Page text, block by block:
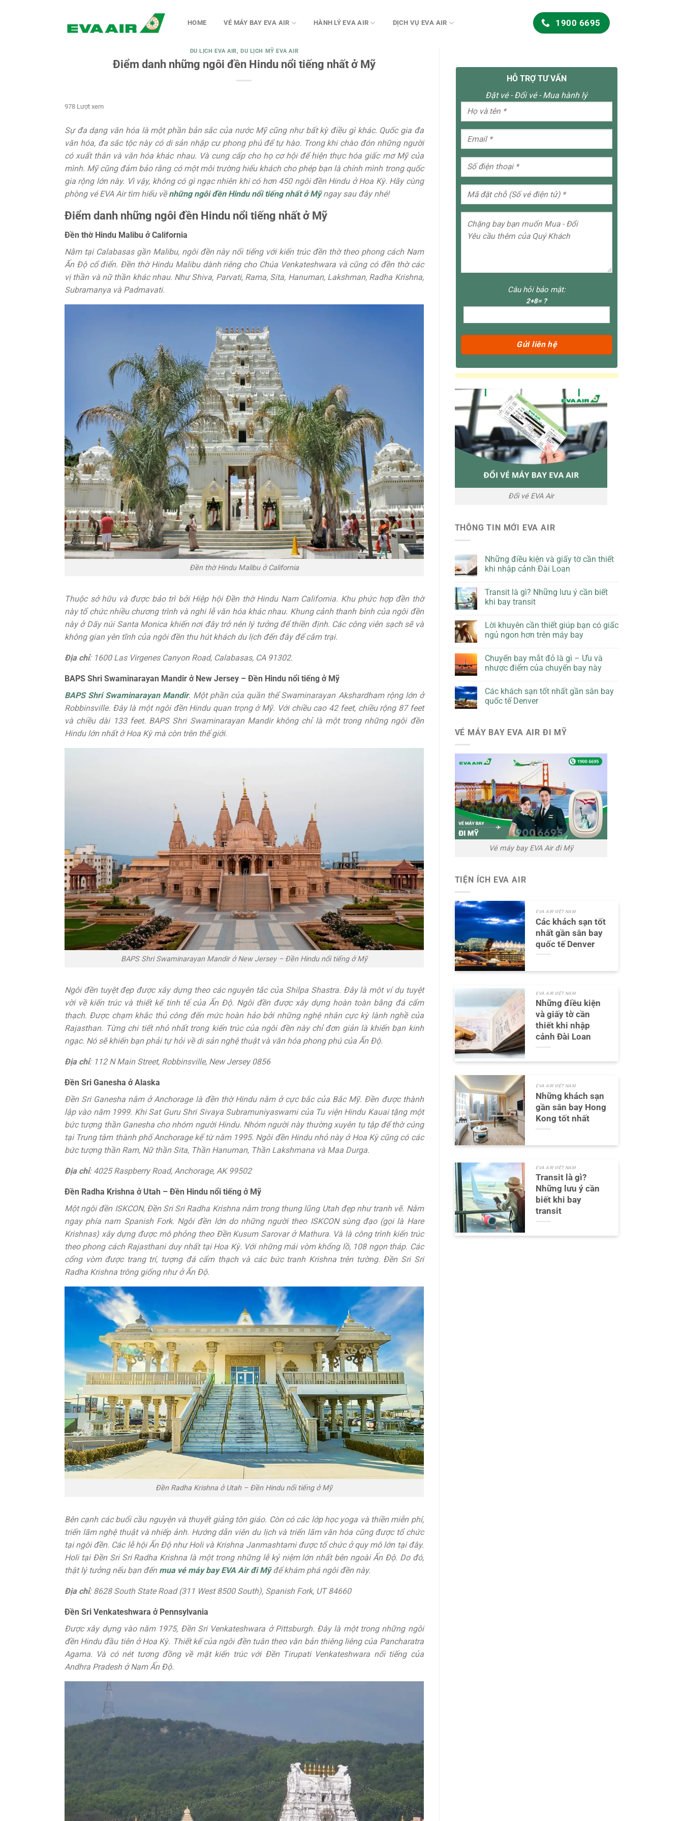
HOME VÉ MÁY BAY EVA AIR HÀNH LÝ EVA AIR DỊCH VỤ EVA AIR 1900 6695
DU LỊCH EVA AIR,DU LỊCH MỸ EVA AIR
Điểm danh những ngôi đền Hindu nổi tiếng nhất ở Mỹ
978 Lượt xem
Sự đa dạng văn hóa là một phần bản sắc của nước Mỹ cũng như bất kỳ điều gì khác. Quốc gia đa
văn hóa, đa sắc tộc này có di sản nhập cư phong phú để tự hào. Trong khi chào đón những người
có xuất thân và văn hóa khác nhau. Và cung cấp cho họ cơ hội để hiện thực hóa giấc mơ Mỹ của
mình. Mỹ cũng đảm bảo rằng có một môi trường hiếu khách cho phép bạn là chính mình trong quốc
gia rộng lớn này. Vì vậy, không có gì ngạc nhiên khi có hơn 450 ngôi đền Hindu ở Hoa Kỳ. Hãy cùng
phòng vé EVA Air tìm hiểu vềnhững ngôi đền Hindu nổi tiếng nhất ở Mỹngay sau đây nhé!
Điểm danh những ngôi đền Hindu nổi tiếng nhất ở Mỹ
Đền thờ Hindu Malibu ở California
Nằm tại Calabasas gần Malibu, ngôi đền này nổi tiếng với kiến ​​trúc đền thờ theo phong cách Nam
Ấn Độ cổ điển. Đền thờ Hindu Malibu dành riêng cho Chúa Venkateshwara và cũng có đền thờ các
vị thần và nữ thần khác nhau. Như Shiva, Parvati, Rama, Sita, Hanuman, Lakshman, Radha Krishna,
Subramanya và Padmavati.
Đền thờ Hindu Malibu ở California
Thuộc sở hữu và được bảo trì bởi Hiệp hội Đền thờ Hindu Nam California. Khu phức hợp đền thờ
này tổ chức nhiều chương trình và nghi lễ văn hóa khác nhau. Khung cảnh thanh bình của ngôi đền
này ở Dãy núi Santa Monica khiến nơi đây trở nên lý tưởng để thiền định. Các công viên sạch sẽ và
không gian yên tĩnh của ngôi đền thu hút khách du lịch đến đây để cắm trại.
Địa chỉ: 1600 Las Virgenes Canyon Road, Calabasas, CA 91302.
BAPS Shri Swaminarayan Mandir ở New Jersey – Đền Hindu nổi tiếng ở Mỹ
BAPS Shri Swaminarayan Mandir. Một phần của quần thể Swaminarayan Akshardham rộng lớn ở
Robbinsville. Đây là một ngôi đền Hindu quan trọng ở Mỹ. Với chiều cao 42 feet, chiều rộng 87 feet
và chiều dài 133 feet. BAPS Shri Swaminarayan Mandir không chỉ là một trong những ngôi đền
Hindu lớn nhất ở Hoa Kỳ mà còn trên thế giới.
BAPS Shri Swaminarayan Mandir ở New Jersey – Đền Hindu nổi tiếng ở Mỹ
Ngôi đền tuyệt đẹp được xây dựng theo các nguyên tắc của Shilpa Shastra. Đây là một ví dụ tuyệt
vời về kiến ​​trúc và thiết kế tinh tế của Ấn Độ. Ngôi đền được xây dựng hoàn toàn bằng đá cẩm
thạch. Được chạm khắc thủ công đến mức hoàn hảo bởi những nghệ nhân cực kỳ lành nghề của
Rajasthan. Từng chi tiết nhỏ nhất trong kiến ​​trúc của ngôi đền này chỉ đơn giản là khiến bạn kinh
ngạc. Nó sẽ khiến bạn phải tự hỏi về di sản nghệ thuật và văn hóa phong phú của Ấn Độ.
Địa chỉ: 112 N Main Street, Robbinsville, New Jersey 0856
Đền Sri Ganesha ở Alaska
Đền Sri Ganesha nằm ở Anchorage là đền thờ Hindu nằm ở cực bắc của Bắc Mỹ. Đền được thành
lập vào năm 1999. Khi Sat Guru Shri Sivaya Subramuniyaswami của Tu viện Hindu Kauai tặng một
bức tượng thần Ganesha cho nhóm người Hindu. Nhóm người này thường xuyên tụ tập để thờ cúng
tại Trung tâm thành phố Anchorage kể từ năm 1995. Ngôi đền Hindu nhỏ này ở Hoa Kỳ cũng có các
bức tượng thần Ram, Nữ thần Sita, Thần Hanuman, Thần Lakshmana và Maa Durga.
Địa chỉ: 4025 Raspberry Road, Anchorage, AK 99502
Đền Radha Krishna ở Utah – Đền Hindu nổi tiếng ở Mỹ
Một ngôi đền ISKCON, Đền Sri Sri Radha Krishna nằm trong thung lũng Utah đẹp như tranh vẽ. Nằm
ngay phía nam Spanish Fork. Ngôi đền lớn do những người theo ISKCON sùng đạo (gọi là Hare
Krishnas) xây dựng được mô phỏng theo Đền Kusum Sarovar ở Mathura. Và là công trình kiến ​​trúc
theo phong cách Rajasthani duy nhất tại Hoa Kỳ. Với những mái vòm khổng lồ, 108 ngọn tháp. Các
cổng vòm được trang trí, tượng đá cẩm thạch và các bức tranh Krishna trên tường. Đền Sri Sri
Radha Krishna trông giống như ở Ấn Độ.
Đền Radha Krishna ở Utah – Đền Hindu nổi tiếng ở Mỹ
Bên cạnh các buổi cầu nguyện và thuyết giảng tôn giáo. Còn có các lớp học yoga và thiền miễn phí,
triển lãm nghệ thuật và nhiếp ảnh. Hướng dẫn viên du lịch và triển lãm văn hóa cũng được tổ chức
tại ngôi đền. Các lễ hội Ấn Độ như Holi và Krishna Janmashtami được tổ chức ở quy mô lớn tại đây.
Holi tại Đền Sri Sri Radha Krishna là một trong những lễ kỷ niệm lớn nhất bên ngoài Ấn Độ. Do đó,
thật lý tưởng nếu bạn đến mua vé máy bay EVA Air đi Mỹđể khám phá ngôi đền này.
Địa chỉ: 8628 South State Road (311 West 8500 South), Spanish Fork, UT 84660
Đền Sri Venkateshwara ở Pennsylvania
Được xây dựng vào năm 1975, Đền Sri Venkateshwara ở Pittsburgh. Đây là một trong những ngôi
đền Hindu đầu tiên ở Hoa Kỳ. Thiết kế của ngôi đền tuân theo văn bản thiêng liêng của Pancharatra
Agama. Và có nét tương đồng về mặt kiến ​​trúc với Đền Tirupati Venkateshwara nổi tiếng của
Andhra Pradesh ở Nam Ấn Độ.
HỖ TRỢ TƯ VẤN
Đặt vé - Đổi vé - Mua hành lý
Câu hỏi bảo mật:
2+8= ?
Đổi vé EVA Air
THÔNG TIN MỚI EVA AIR
Những điều kiện và giấy tờ cần thiết
khi nhập cảnh Đài Loan
Transit là gì? Những lưu ý cần biết
khi bay transit
Lời khuyên cần thiết giúp bạn có giấc
ngủ ngon hơn trên máy bay
Chuyến bay mắt đỏ là gì – Ưu và
nhược điểm của chuyến bay này
Các khách sạn tốt nhất gần sân bay
quốc tế Denver
VÉ MÁY BAY EVA AIR ĐI MỸ
Vé máy bay EVA Air đi Mỹ
TIỆN ÍCH EVA AIR
EVA AIR VIỆT NAM
Các khách sạn tốt
nhất gần sân bay
quốc tế Denver
EVA AIR VIỆT NAM
Những điều kiện
và giấy tờ cần
thiết khi nhập
cảnh Đài Loan
EVA AIR VIỆT NAM
Những khách sạn
gần sân bay Hong
Kong tốt nhất
EVA AIR VIỆT NAM
Transit là gì?
Những lưu ý cần
biết khi bay
transit